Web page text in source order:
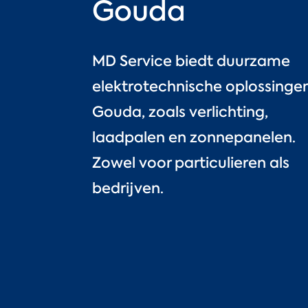
Gouda
MD Service biedt duurzame
elektrotechnische
Gouda, zoals verlichting,
laadpalen en zonnepanelen.
Zowel voor particulieren als
bedrijven.